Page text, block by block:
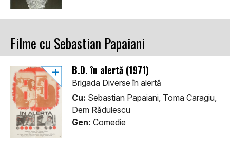
Filme cu Sebastian Papaiani
B.D. în alertă (1971)
Brigada Diverse în alertă
Cu: Sebastian Papaiani, Toma Caragiu,
Dem Rădulescu
Gen: Comedie